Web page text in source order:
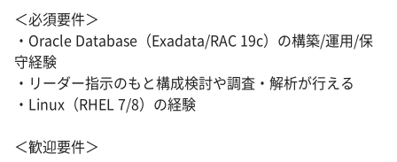
＜必須要件＞
・Oracle Database（Exadata/RAC 19c）の構築/運用/保
守経験
・リーダー指示のもと構成検討や調査・解析が行える
・Linux（RHEL 7/8）の経験
＜歓迎要件＞